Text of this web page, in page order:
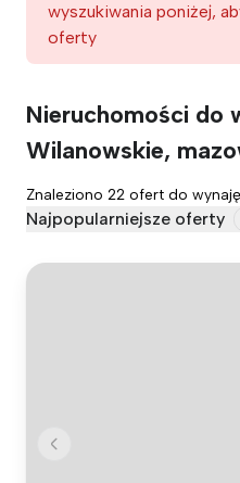
wyszukiwania poniżej,
oferty
Nieruchomości do
Wilanowskie,
Znaleziono 22 ofert do
Najpopularniejsze oferty